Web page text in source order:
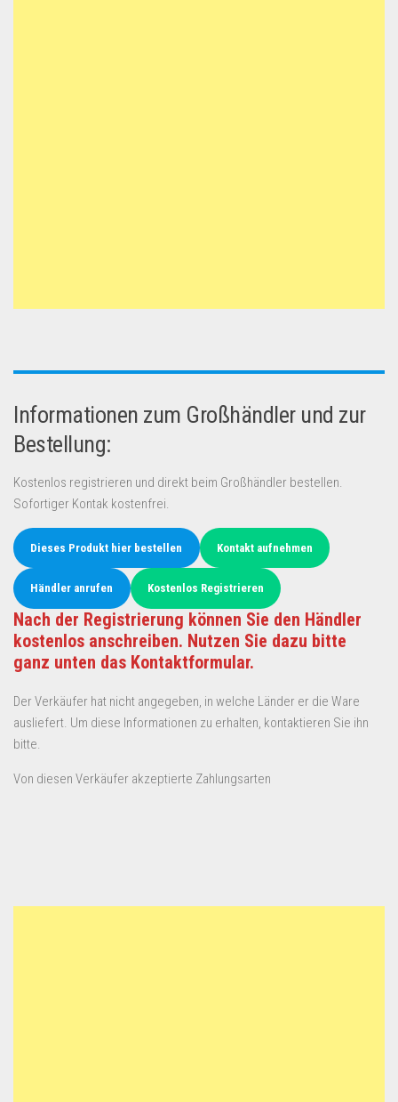
Informationen zum Großhändler und zur
Bestellung:
Kostenlos registrieren und direkt beim Großhändler bestellen.
Sofortiger Kontak kostenfrei.
Dieses Produkt hier bestellen Kontakt aufnehmen
Händler anrufen Kostenlos Registrieren
Nach der Registrierung können Sie den Händler
kostenlos anschreiben. Nutzen Sie dazu bitte
ganz unten das Kontaktformular.
Der Verkäufer hat nicht angegeben, in welche Länder er die Ware
ausliefert. Um diese Informationen zu erhalten, kontaktieren Sie ihn
bitte.
Von diesen Verkäufer akzeptierte Zahlungsarten